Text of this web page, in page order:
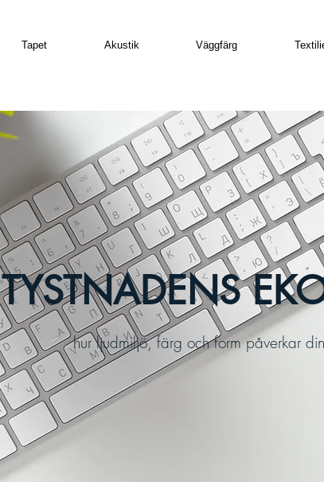
Tapet Akustik Väggfärg
TYSTNADENS
hur ljudmiljö, färg och form påverkar